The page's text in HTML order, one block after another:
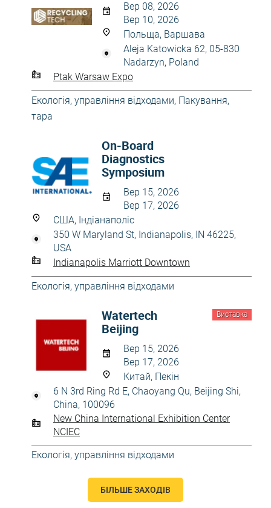
Вер 08, 2026
Вер 10, 2026
Польща, Варшава
Aleja Katowicka 62, 05-830
Nadarzyn, Poland
Ptak Warsaw Expo
Екологія, управління відходами, Пакування,
тара
On-Board
Diagnostics
Symposium
Вер 15, 2026
Вер 17, 2026
США, Індіанаполіс
350 W Maryland St, Indianapolis, IN 46225,
USA
Indianapolis Marriott Downtown
Екологія, управління відходами
Виставка
Watertech
Beijing
Вер 15, 2026
Вер 17, 2026
Китай, Пекін
6 N 3rd Ring Rd E, Chaoyang Qu, Beijing Shi,
China, 100096
New China International Exhibition Center
NCIEC
Екологія, управління відходами
БІЛЬШЕ ЗАХОДІВ